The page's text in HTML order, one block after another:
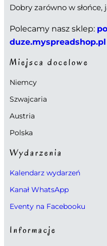
Dobry zarówno w słońce,
Polecamy nasz sklep:
duze.myspreadshop.pl
Miejsca docelowe
Niemcy
Szwajcaria
Austria
Polska
Wydarzenia
Kalendarz wydarzeń
Kanał WhatsApp
Eventy na Facebooku
Informacje